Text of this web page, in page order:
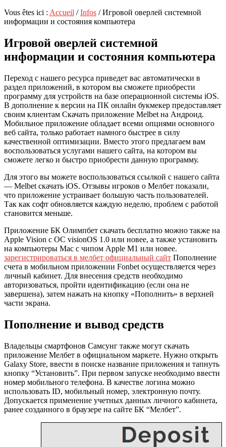
Vous êtes ici : Accueil / Infos /Игровой оверлей системной
информации и состояния компьютера
Игровой оверлей системной
информации и состояния компьютера
Переход с нашего ресурса приведет вас автоматически в
раздел приложений, в котором вы сможете приобрести
программу для устройств на базе операционной системы iOS.
В дополнение к версии на ПК онлайн букмекер предоставляет
своим клиентам Скачать приложение Melbet на Андроид.
Мобильное приложение обладает всеми опциями основного
веб сайта, только работает намного быстрее в силу
качественной оптимизации. Вместо этого предлагаем вам
воспользоваться услугами нашего сайта, на котором вы
сможете легко и быстро приобрести данную программу.
Для этого вы можете воспользоваться ссылкой с нашего сайта
— Melbet скачать iOS. Отзывы игроков о Мелбет показали,
что приложение устраивает большую часть пользователей.
Так как софт обновляется каждую неделю, проблем с работой
становится меньше.
Приложение БК Олимпбет скачать бесплатно можно также на
Apple Vision с ОС visionOS 1.0 или новее, а также установить
на компьютеры Mac с чипом Apple M1 или новее.
зарегистрироваться в мелбет официальный сайт Пополнение
счета в мобильном приложении Fonbet осуществляется через
личный кабинет. Для внесения средств необходимо
авторизоваться, пройти идентификацию (если она не
завершена), затем нажать на кнопку «Пополнить» в верхней
части экрана.
Пополнение и вывод средств
Владельцы смартфонов Самсунг также могут скачать
приложение Мелбет в официальном маркете. Нужно открыть
Galaxy Store, ввести в поиске название приложения и тапнуть
кнопку “Установить”. При первом запуске необходимо ввести
номер мобильного телефона. В качестве логина можно
использовать ID, мобильный номер, электронную почту.
Допускается применение учетных данных личного кабинета,
ранее созданного в браузере на сайте БК “Мелбет”.